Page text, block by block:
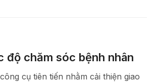
độ chăm sóc bệnh nhân
cụ tiên tiến nhằm cải thiện giao